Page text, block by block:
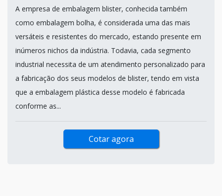
A empresa de embalagem blister, conhecida também
como embalagem bolha, é considerada uma das mais
versáteis e resistentes do mercado, estando presente em
inúmeros nichos da indústria. Todavia, cada segmento
industrial necessita de um atendimento personalizado para
a fabricação dos seus modelos de blister, tendo em vista
que a embalagem plástica desse modelo é fabricada
conforme as...
Cotar agora